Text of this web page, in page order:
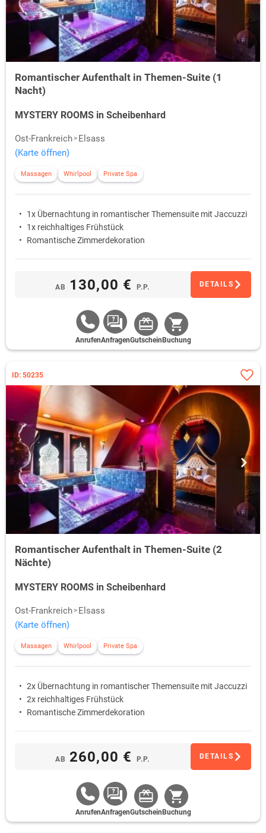
Naturfreunde kommen in Scheibenhard besonders auf ihre Kosten.
Die Lauter, die den Ort durchzieht, eignet sich hervorragend für kleine
Kanutouren oder entspannte Stunden am Wasser. Vogelbeobachter
finden im Bienwald seltene Arten wie Schwarzspecht, Pirol oder
Mittelspecht. Wer es aktiver mag, kann die Region mit dem Fahrrad
der Südpfalz und dem Elsass verbindet. Auch kulinarisch lohnt sich
ein Besuch: Pfälzer Spezialitäten wie Saumagen, Flammkuchen oder
genießen. Die Mischung aus Natur, Kultur und Genuss macht
Scheibenhard zu einem vielseitigen Reiseziel, das sich perfekt für
einen Kurzurlaub eignet – ob zu zweit, mit Freunden oder als kleine
Auszeit allein.
Romantischer Aufenthalt in Themen-Suite (1
Nacht)
MYSTERY ROOMS in Scheibenhard
Ost-Frankreich
Elsass
(Karte öffnen)
Massagen Whirlpool Private Spa
1x Übernachtung in romantischer Themensuite mit Jaccuzzi
1x reichhaltiges Frühstück
Romantische Zimmerdekoration
AB 130,00 € P.P. DETAILS
AnrufenAnfragenGutschein Buchung
ID: 50235
Romantischer Aufenthalt in Themen-Suite (2
Nächte)
MYSTERY ROOMS in Scheibenhard
Ost-Frankreich
Elsass
(Karte öffnen)
Massagen Whirlpool Private Spa
2x Übernachtung in romantischer Themensuite mit Jaccuzzi
2x reichhaltiges Frühstück
Romantische Zimmerdekoration
AB 260,00 € P.P. DETAILS
AnrufenAnfragenGutschein Buchung